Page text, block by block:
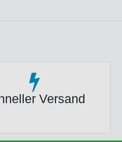
Versand